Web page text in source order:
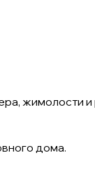
жимолости
дома.